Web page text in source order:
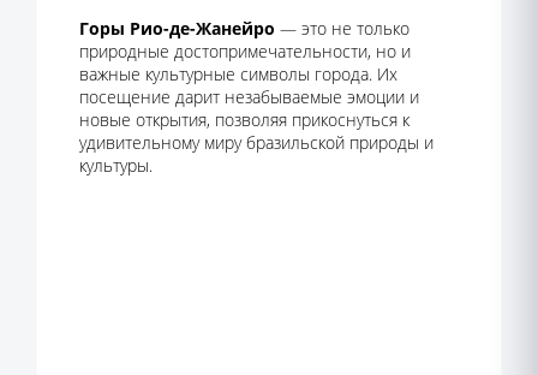
Горы Рио-де-Жанейро — это не только
природные достопримечательности, но и
важные культурные символы города. Их
посещение дарит незабываемые эмоции и
новые открытия, позволяя прикоснуться к
удивительному миру бразильской природы и
культуры.